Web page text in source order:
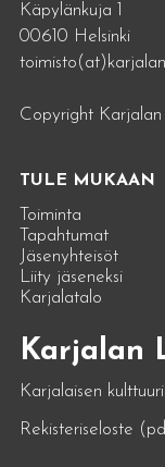
Käpylänkuja 1
00610 Helsinki
Copyright
TULE MUKAAN
Toiminta
Tapahtumat
Jäsenyhteisöt
Liity jäseneksi
Karjalatalo
Karjalan
Karjalaisen
Rekisteriseloste